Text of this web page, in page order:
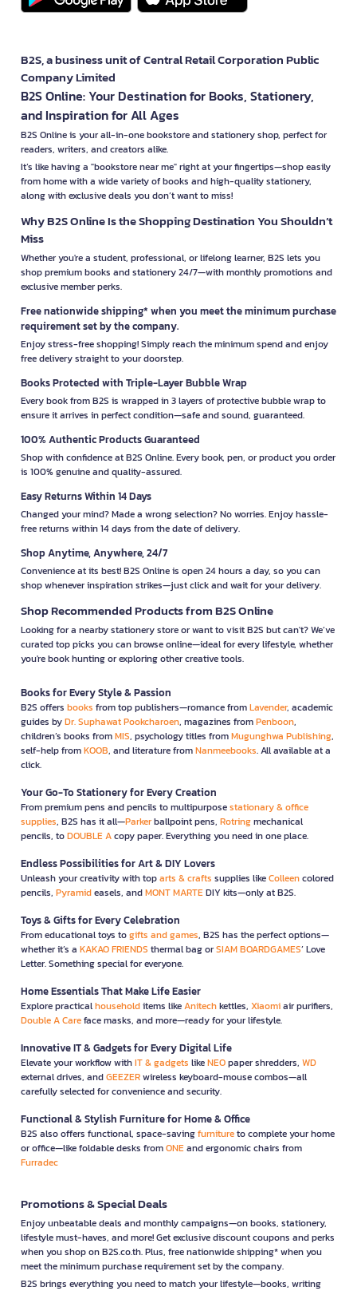
B2S, a business unit of Central Retail Corporation Public
Company Limited
B2S Online: Your Destination for Books, Stationery,
and Inspiration for All Ages
B2S Online is your all-in-one bookstore and stationery shop, perfect for
readers, writers, and creators alike.
It’s like having a "bookstore near me" right at your fingertips—shop easily
from home with a wide variety of books and high-quality stationery,
along with exclusive deals you don’t want to miss!
Why B2S Online Is the Shopping Destination You Shouldn’t
Miss
Whether you're a student, professional, or lifelong learner, B2S lets you
shop premium books and stationery 24/7—with monthly promotions and
exclusive member perks.
Free nationwide shipping* when you meet the minimum purchase
requirement set by the company.
Enjoy stress-free shopping! Simply reach the minimum spend and enjoy
free delivery straight to your doorstep.
Books Protected with Triple-Layer Bubble Wrap
Every book from B2S is wrapped in 3 layers of protective bubble wrap to
ensure it arrives in perfect condition—safe and sound, guaranteed.
100% Authentic Products Guaranteed
Shop with confidence at B2S Online. Every book, pen, or product you order
is 100% genuine and quality-assured.
Easy Returns Within 14 Days
Changed your mind? Made a wrong selection? No worries. Enjoy hassle-
free returns within 14 days from the date of delivery.
Shop Anytime, Anywhere, 24/7
Convenience at its best! B2S Online is open 24 hours a day, so you can
shop whenever inspiration strikes—just click and wait for your delivery.
Shop Recommended Products from B2S Online
Looking for a nearby stationery store or want to visit B2S but can't? We’ve
curated top picks you can browse online—ideal for every lifestyle, whether
you're book hunting or exploring other creative tools.
Books for Every Style & Passion
B2S offers books from top publishers—romance fromLavender, academic
guides byDr. Suphawat Pookcharoen, magazines fromPenboon,
children’s books fromMIS, psychology titles fromMugunghwa Publishing,
self-help fromKOOB, and literature fromNanmeebooks. All available at a
click.
Your Go-To Stationery for Every Creation
From premium pens and pencils to multipurposestationary & office
supplies, B2S has it all—Parkerballpoint pens, Rotringmechanical
pencils, toDOUBLE Acopy paper. Everything you need in one place.
Endless Possibilities for Art & DIY Lovers
Unleash your creativity with toparts & crafts supplies likeColleencolored
pencils, Pyramideasels, andMONT MARTEDIY kits—only at B2S.
Toys & Gifts for Every Celebration
From educational toys togifts and games, B2S has the perfect options—
whether it’s a KAKAO FRIENDS thermal bag orSIAM BOARDGAMES’ Love
Letter. Something special for everyone.
Home Essentials That Make Life Easier
Explore practicalhouseholditems likeAnitechkettles, Xiaomiair purifiers,
Double A Careface masks, and more—ready for your lifestyle.
Innovative IT & Gadgets for Every Digital Life
Elevate your workflow withIT & gadgets likeNEOpaper shredders, WD
external drives, andGEEZERwireless keyboard-mouse combos—all
carefully selected for convenience and security.
Functional & Stylish Furniture for Home & Office
B2S also offers functional, space-savingfurnitureto complete your home
or office—like foldable desks fromONEand ergonomic chairs from
Furradec
Promotions & Special Deals
Enjoy unbeatable deals and monthly campaigns—on books, stationery,
lifestyle must-haves, and more! Get exclusive discount coupons and perks
when you shop on B2S.co.th. Plus, free nationwide shipping* when you
meet the minimum purchase requirement set by the company.
B2S brings everything you need to match your lifestyle—books, writing